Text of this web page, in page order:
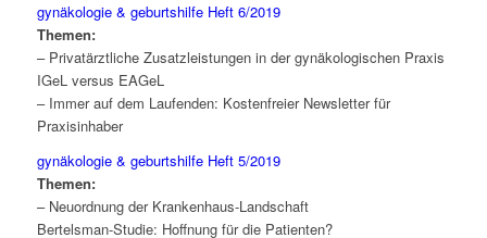
gynäkologie & geburtshilfe Heft 6/2019
Themen:
– Privatärztliche Zusatzleistungen in der gynäkologischen Praxis
IGeL versus EAGeL
– Immer auf dem Laufenden: Kostenfreier Newsletter für
Praxisinhaber
gynäkologie & geburtshilfe Heft 5/2019
Themen:
– Neuordnung der Krankenhaus-Landschaft
Bertelsman-Studie: Hoffnung für die Patienten?